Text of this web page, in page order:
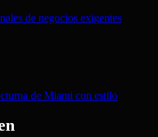
de negocios exigentes
de Miami con estilo